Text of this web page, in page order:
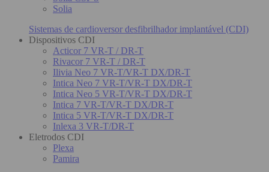
Solia
Sistemas de cardioversor desfibrilhador implantável (CDI)
Dispositivos CDI
Acticor 7 VR-T / DR-T
Rivacor 7 VR-T / DR-T
Ilivia Neo 7 VR-T/VR-T DX/DR-T
Intica Neo 7 VR-T/VR-T DX/DR-T
Intica Neo 5 VR-T/VR-T DX/DR-T
Intica 7 VR-T/VR-T DX/DR-T
Intica 5 VR-T/VR-T DX/DR-T
Inlexa 3 VR-T/DR-T
Eletrodos CDI
Plexa
Pamira